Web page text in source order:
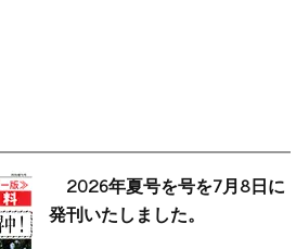
2026年夏号を号を7月8日に
発刊いたしました。